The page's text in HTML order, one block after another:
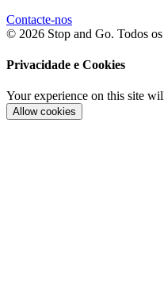
Contacte-nos
© 2026 Stop and Go. Todos os
Privacidade e Cookies
Your experience on this site
Allow cookies